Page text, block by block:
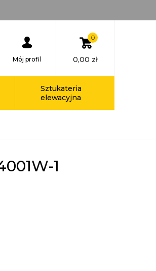
Mój profil
0
0,00 zł
Sztukateria
elewacyjna
1